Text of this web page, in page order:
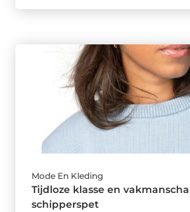
Mode En Kleding
Tijdloze klasse en
schipperspet